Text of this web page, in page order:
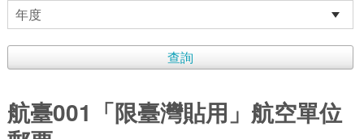
航臺001「限臺灣貼用」航空單位